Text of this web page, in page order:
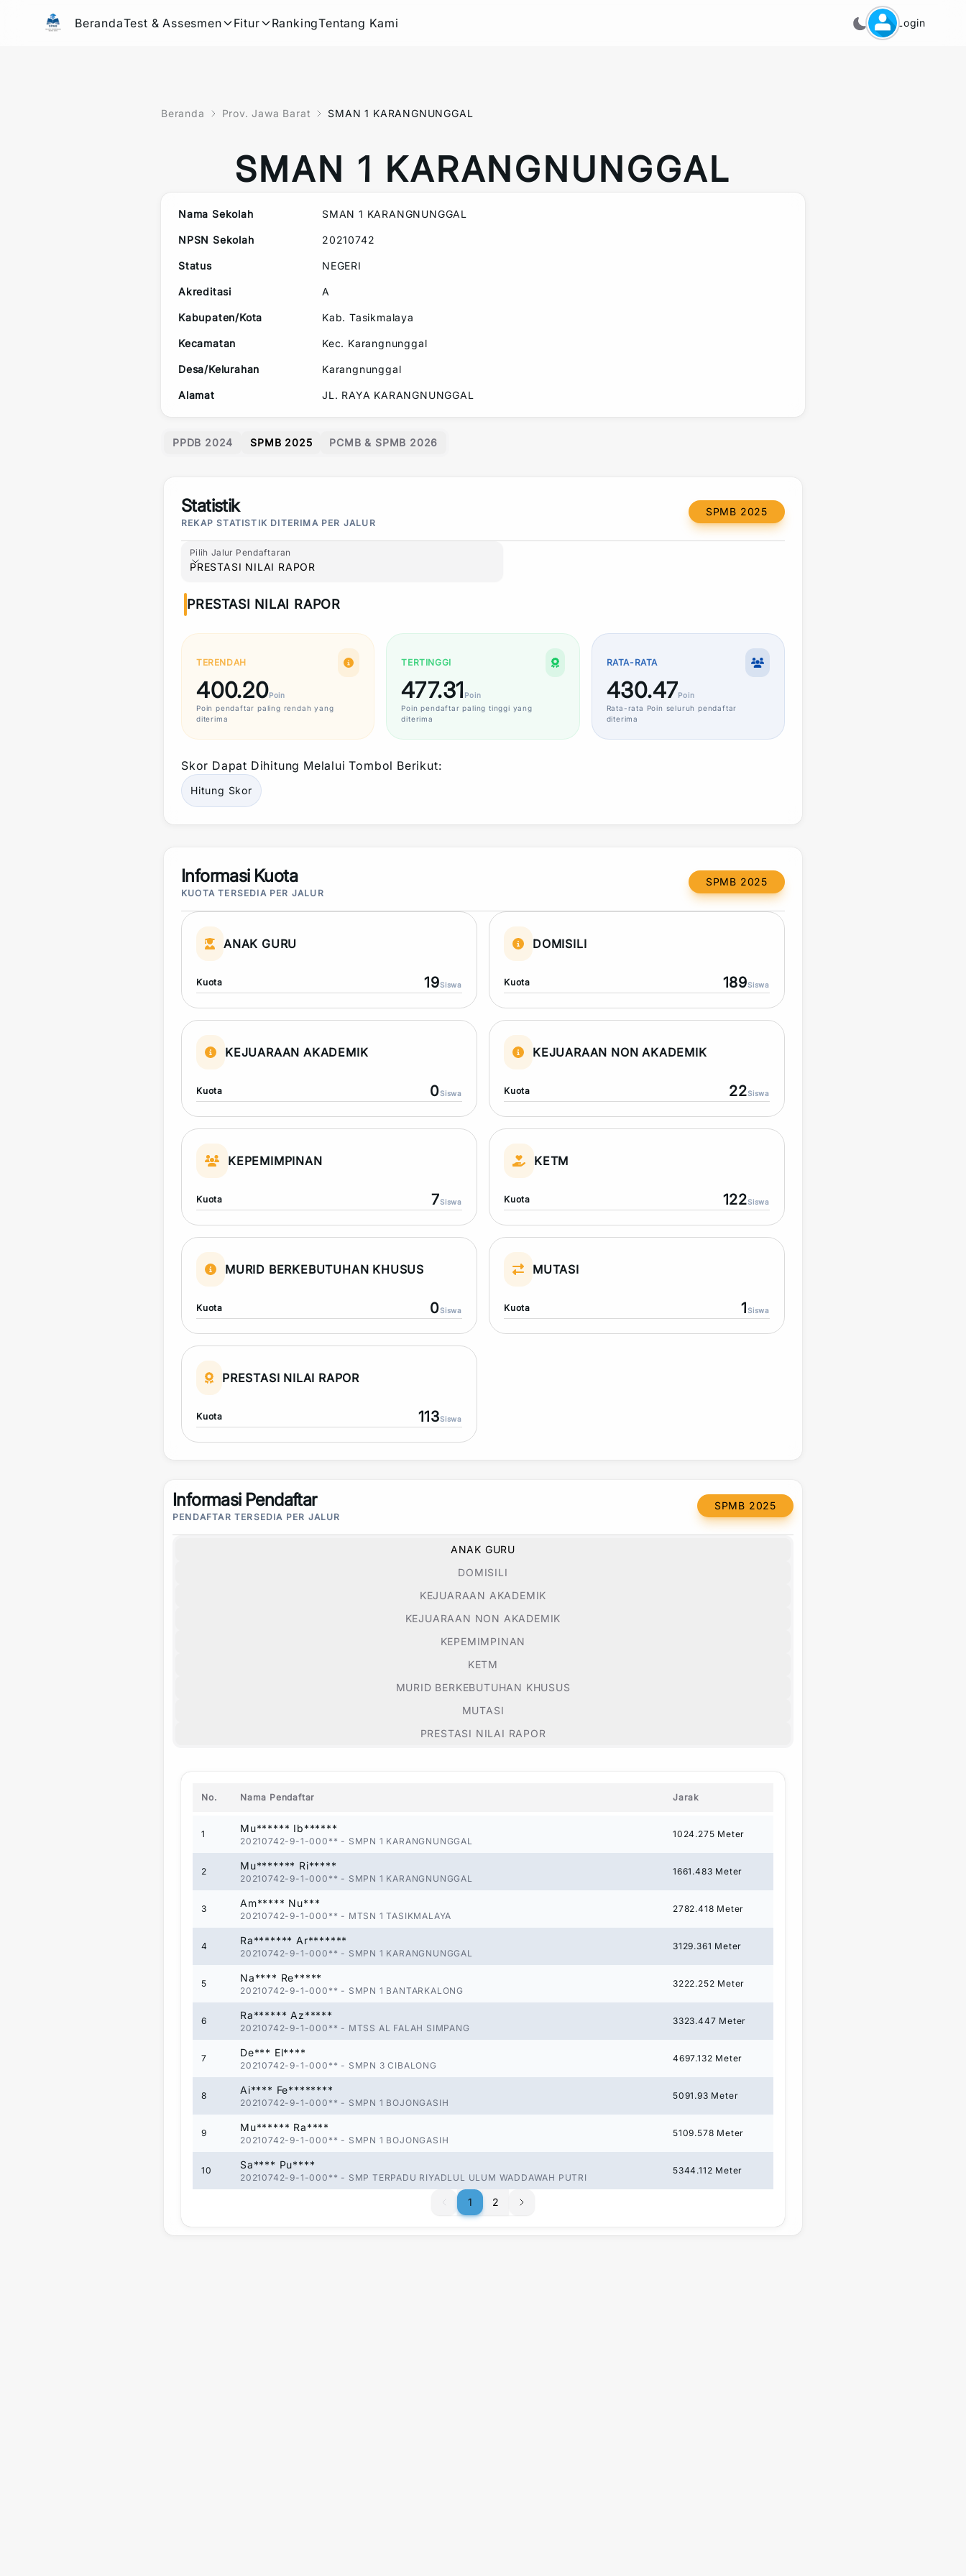
BerandaTest & Assesmen Fitur RankingTentang Kami Login
Beranda Prov. Jawa Barat SMAN 1 KARANGNUNGGAL
SMAN 1 KARANGNUNGGAL
Nama Sekolah SMAN 1 KARANGNUNGGAL
NPSN Sekolah 20210742
Status NEGERI
Akreditasi A
Kabupaten/Kota Kab. Tasikmalaya
Kecamatan Kec. Karangnunggal
Desa/Kelurahan Karangnunggal
Alamat JL. RAYA KARANGNUNGGAL
PPDB 2024 SPMB 2025 PCMB & SPMB 2026
Statistik
REKAP STATISTIK DITERIMA PER JALUR
SPMB 2025
Pilih Jalur Pendaftaran
Pilih Jalur Pendaftaran
PRESTASI NILAI RAPOR
PRESTASI NILAI RAPOR
TERENDAH
400.20Poin
Poin pendaftar paling rendah yang
diterima
TERTINGGI
477.31 Poin
Poin pendaftar paling tinggi yang
diterima
RATA-RATA
430.47Poin
Rata-rata Poin seluruh pendaftar
diterima
Skor Dapat Dihitung Melalui Tombol Berikut:
Hitung Skor
Informasi Kuota
KUOTA TERSEDIA PER JALUR
SPMB 2025
ANAK GURU
Kuota 19Siswa
DOMISILI
Kuota 189Siswa
KEJUARAAN AKADEMIK
Kuota 0Siswa
KEJUARAAN NON AKADEMIK
Kuota 22Siswa
KEPEMIMPINAN
Kuota 7Siswa
KETM
Kuota 122Siswa
MURID BERKEBUTUHAN KHUSUS
Kuota 0Siswa
MUTASI
Kuota 1Siswa
PRESTASI NILAI RAPOR
Kuota 113Siswa
Informasi Pendaftar
PENDAFTAR TERSEDIA PER JALUR
SPMB 2025
ANAK GURU
DOMISILI
KEJUARAAN AKADEMIK
KEJUARAAN NON AKADEMIK
KEPEMIMPINAN
KETM
MURID BERKEBUTUHAN KHUSUS
MUTASI
PRESTASI NILAI RAPOR
No. Nama Pendaftar Jarak
1 Mu****** Ib******
20210742-9-1-000** - SMPN 1 KARANGNUNGGAL
1024.275 Meter
2 Mu******* Ri*****
20210742-9-1-000** - SMPN 1 KARANGNUNGGAL
1661.483 Meter
3 Am***** Nu***
20210742-9-1-000** - MTSN 1 TASIKMALAYA
2782.418 Meter
4 Ra******* Ar*******
20210742-9-1-000** - SMPN 1 KARANGNUNGGAL
3129.361 Meter
5 Na**** Re*****
20210742-9-1-000** - SMPN 1 BANTARKALONG
3222.252 Meter
6 Ra****** Az*****
20210742-9-1-000** - MTSS AL FALAH SIMPANG
3323.447 Meter
7 De*** El****
20210742-9-1-000** - SMPN 3 CIBALONG
4697.132 Meter
8 Ai**** Fe********
20210742-9-1-000** - SMPN 1 BOJONGASIH
5091.93 Meter
9 Mu****** Ra****
20210742-9-1-000** - SMPN 1 BOJONGASIH
5109.578 Meter
10 Sa**** Pu****
20210742-9-1-000** - SMP TERPADU RIYADLUL ULUM WADDAWAH PUTRI
5344.112 Meter
1
1 2